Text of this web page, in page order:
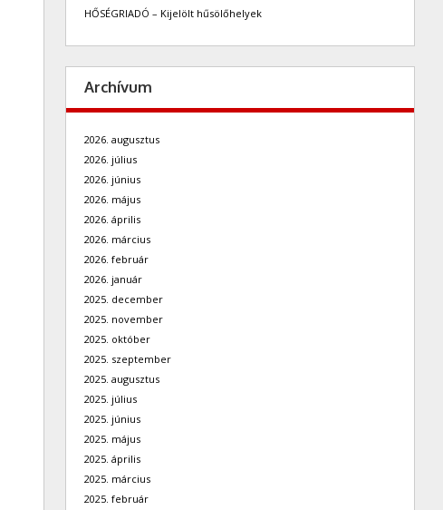
HŐSÉGRIADÓ – Kijelölt hűsölőhelyek
Archívum
2026. augusztus
2026. július
2026. június
2026. május
2026. április
2026. március
2026. február
2026. január
2025. december
2025. november
2025. október
2025. szeptember
2025. augusztus
2025. július
2025. június
2025. május
2025. április
2025. március
2025. február